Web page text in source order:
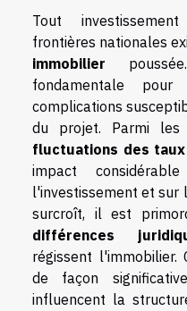
Tout
frontières nationales
immobilier
fondamentale
complications
du projet. Parmi les
fluctuations des taux
impact
l'investissement et sur
surcroît, il est
différences
régissent l'immobilier.
de façon
influencent la